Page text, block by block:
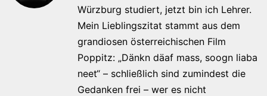
Würzburg studiert, jetzt bin ich Lehrer.
Mein Lieblingszitat stammt aus dem
grandiosen österreichischen Film
Poppitz: „Dänkn däaf mass, soogn liaba
neet“ – schließlich sind zumindest die
Gedanken frei – wer es nicht